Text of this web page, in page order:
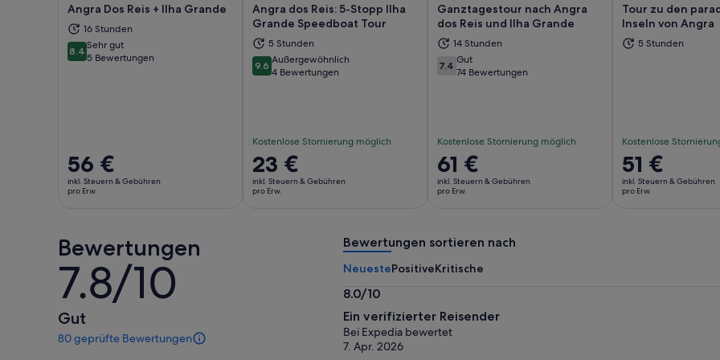
Angra Dos Reis + Ilha Grande
16 Stunden
8.48.4 von 10
Sehr gut
5 Bewertungen
Der
Preis
beträgt
Erw.
56 €
inkl. Steuern & Gebühren
pro Erw.
Wird in einem neuen Tab geöffnet
Angra dos Reis: 5-Stopp Ilha
Grande Speedboat Tour
5 Stunden
9.69.6 von 10
Außergewöhnlich
4 Bewertungen
Kostenlose Stornierung möglich
Der
Preis
beträgt
23 €
inkl. Steuern & Gebühren
pro Erw.
Wird in einem neuen Tab geöffnet
Ganztagestour nach Angra
dos Reis und Ilha Grande
14 Stunden
7.47.4 von 10
Gut
74 Bewertungen
Kostenlose Stornierung möglich
Der
Preis
beträgt
Erw.
61 €
inkl. Steuern & Gebühren
pro Erw.
Wird in einem neuen Tab
Tour zu den
Inseln von Angra
5 Stunden
Kostenlose
Der
Preis
beträgt
51 €
inkl. Steuern & Gebühren
pro Erw.
Bewertungen
7.8/10
7.8
von
10
Gut
80 geprüfte Bewertungen
80
Bewertungen sortieren nach
NeuestePositiveKritische
8.0/10
8.0
von
10
Ein verifizierter Reisender
Bei Expedia bewertet
7. Apr. 2026